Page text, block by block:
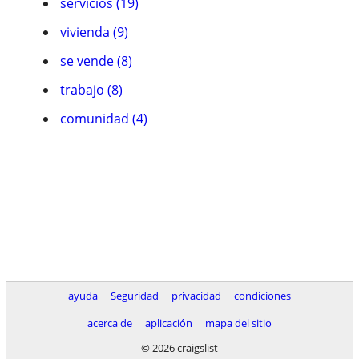
vivienda (9)
se vende (8)
trabajo (8)
comunidad (4)
ayuda Seguridad privacidad
condiciones
acerca de
aplicación
mapa del sitio
© 2026 craigslist